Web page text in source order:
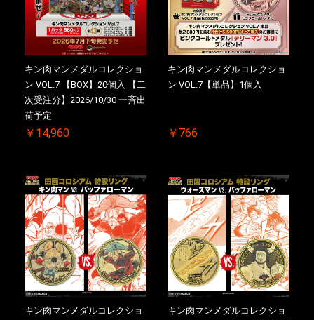
キン肉マンメダルコレクショ
ン VOL.7 【BOX】20個入 【二
次受注分】2026/10/30 一斉出
荷予定
￥14,960
キン肉マンメダルコレクショ
ン VOL.7【単品】1個入
￥766
キン肉マンメダルコレクショ
キン肉マンメダルコレクショ